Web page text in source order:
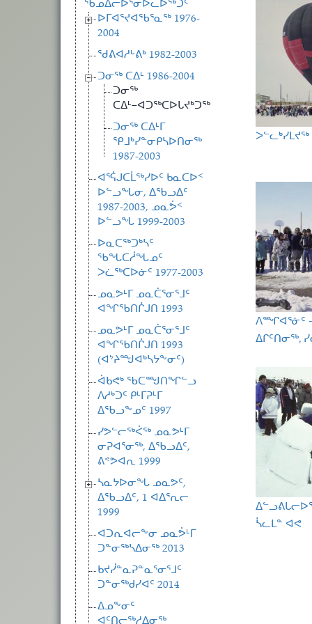
ᖃᓄᐃᓕᐅᕐᓂᐅᓚᐅᖅᑐᑦ
ᐅᒥᐊᕐᔪᐊᖃᕐᓇᖅ 1976-
2004
ᖁᕕᐊᓱᒡᕕᒃ 1982-2003
ᑐᓂᖅ ᑕᐃᒻ 1986-2004
ᑐᓂᖅ
ᑕᐃᒻ−ᐊᑐᖅᑕᐅᒐᔪᒃᑐᖅ
ᑐᓂᖅ ᑕᐃᒻᒥ
ᕿᒧᒃᓯᓐᓂᑭᓴᐅᑎᓂᖅ
1987-2003
ᐊᕐᕌᒍᑕᒫᖅᓯᐅᑦ ᑲᓇᑕᐅᑉ
ᐅᓪᓗᖓᓂ, ᐃᖃᓗᐃᑦ
1987-2003, ᓄᓇᕘᑉ
ᐅᓪᓗᖓ 1999-2003
ᐅᓇᑕᖅᑐᒃᓴᑦ
ᖃᖓᑕᓲᖓᓄᑦ
ᐳᓛᖅᑕᐅᓃᑦ 1977-2003
ᓄᓇᕗᒻᒥ ᓄᓇᑖᕐᓂᕐᒧᑦ
ᐊᖏᖃᑎᒌᒍᑎ 1993
ᓄᓇᕗᒻᒥ ᓄᓇᑖᕐᓂᕐᒧᑦ
ᐊᖏᖃᑎᒌᒍᑎ 1993
(ᐊᔾᔨᙳᐊᒃᓴᔭᖕᓂᑦ)
ᐋᑲᕙᒃ ᖃᑕᙳᑎᖏᓪᓗ
ᐱᓱᒃᑐᑦ ᑭᒻᒥᕈᒻᒥ
ᐃᖃᓗᖕᓄᑦ 1997
ᓯᕗᓪᓕᖅᐹᖅ ᓄᓇᕗᒻᒥ
ᓂᕈᐊᕐᓂᖅ, ᐃᖃᓗᐃᑦ,
ᕕᕝᕗᐊᕆ 1999
ᓴᓇᔭᐅᓂᖓ ᓄᓇᕗᑦ,
ᐃᖃᓗᐃᑦ, 1 ᐊᐃᕐᕆᓕ
1999
ᐊᑐᕆᐊᓕᖕᓂ ᓄᓇᕘᒻᒥ
ᑐᓐᓂᖅᓴᐃᓂᖅ 2013
ᑲᔪᓰᓐᓇᕈᓐᓇᕐᓂᕐᒧᑦ
ᑐᓐᓂᖅᑯᓯᐊᑦ 2014
ᐃᓄᖕᓂᑦ
ᐊᑦᑎᓕᖅᓱᐃᓂᖅ
ᐳᓪᓚᒃᓯᒪᔪᖅ
ᐱᙱᐊᕐᓃᑦ -
ᐃᒋᑦᑎᓂᖅ,
ᓵᓚᒪᓐ ᐊᕙ